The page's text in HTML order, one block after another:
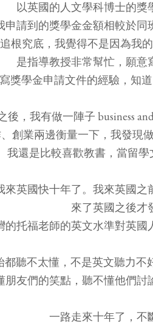
以英國的人文學科博士的獎
申請到的獎學金金額相較於同
追根究底，我覺得不是因為我
是指導教授非常幫忙，願意
獎學金申請文件的經驗，知道
後，我有做一陣子 business
創業兩邊衡量一下，我發現
我還是比較喜歡教書，當留學
來英國快十年了。我來英國之
來了英國之後才
的托福老師的英文水準對英國
聽不太懂，不是英文聽力不
朋友們的笑點，聽不懂他們討
一路走來十年了，不